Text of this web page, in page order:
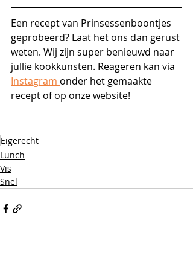
Een recept van Prinsessenboontjes
geprobeerd? Laat het ons dan gerust
weten. Wij zijn super benieuwd naar
jullie kookkunsten. Reageren kan via
Instagram onder het gemaakte
recept of op onze website!
Eigerecht
Lunch
Vis
Snel